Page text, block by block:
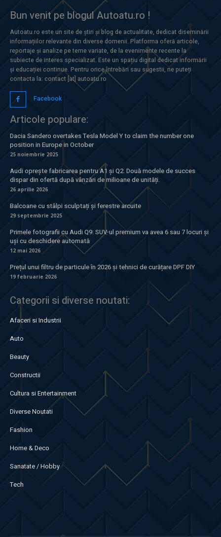
Bun venit pe blogul Autoatu.ro !
Autoatu.ro este un site de știri și blog de actualitate, dedicat diseminării
informațiilor relevante din diverse domenii. Platforma oferă articole,
reportaje și analize pe teme variate, de la evenimente recente la
subiecte de interes specializat. Este un spațiu digital dedicat informării
și educației continue. Pentru orice întrebări sau sugestii, ne puteți
contacta la: contact [at] autoatu.ro
Facebook
Articole populare:
Dacia Sandero overtakes Tesla Model Y to claim the number one
position in Europe in October
25 noiembrie 2025
Audi oprește fabricarea pentru A1 și Q2. Două modele de succes
dispar din ofertă după vânzări de milioane de unități.
26 aprilie 2026
Balcoane cu stâlpi sculptați și ferestre arcuite
29 septembrie 2025
Primele fotografii cu Audi Q9: SUV-ul premium va avea 6 sau 7 locuri și
uși cu deschidere automată
12 mai 2026
Prețul unui filtru de particule în 2026 și tehnici de curățare DPF DIY
19 februarie 2026
Categorii si diverse noutati:
Afaceri si Industrii
Auto
Beauty
Constructii
Cultura si Entertainment
Diverse Noutati
Fashion
Home & Deco
Sanatate / Hobby
Tech